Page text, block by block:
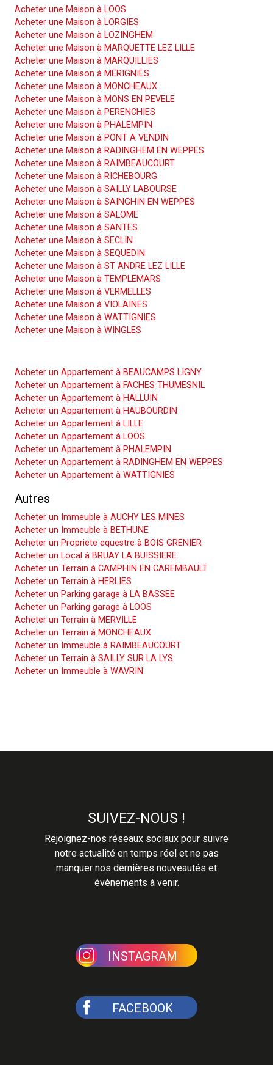
Acheter une Maison à LOOS
Acheter une Maison à LORGIES
Acheter une Maison à LOZINGHEM
Acheter une Maison à MARQUETTE LEZ LILLE
Acheter une Maison à MARQUILLIES
Acheter une Maison à MERIGNIES
Acheter une Maison à MONCHEAUX
Acheter une Maison à MONS EN PEVELE
Acheter une Maison à PERENCHIES
Acheter une Maison à PHALEMPIN
Acheter une Maison à PONT A VENDIN
Acheter une Maison à RADINGHEM EN WEPPES
Acheter une Maison à RAIMBEAUCOURT
Acheter une Maison à RICHEBOURG
Acheter une Maison à SAILLY LABOURSE
Acheter une Maison à SAINGHIN EN WEPPES
Acheter une Maison à SALOME
Acheter une Maison à SANTES
Acheter une Maison à SECLIN
Acheter une Maison à SEQUEDIN
Acheter une Maison à ST ANDRE LEZ LILLE
Acheter une Maison à TEMPLEMARS
Acheter une Maison à VERMELLES
Acheter une Maison à VIOLAINES
Acheter une Maison à WATTIGNIES
Acheter une Maison à WINGLES
Acheter un Appartement à BEAUCAMPS LIGNY
Acheter un Appartement à FACHES THUMESNIL
Acheter un Appartement à HALLUIN
Acheter un Appartement à HAUBOURDIN
Acheter un Appartement à LILLE
Acheter un Appartement à LOOS
Acheter un Appartement à PHALEMPIN
Acheter un Appartement à RADINGHEM EN WEPPES
Acheter un Appartement à WATTIGNIES
Autres
Acheter un Immeuble à AUCHY LES MINES
Acheter un Immeuble à BETHUNE
Acheter un Propriete equestre à BOIS GRENIER
Acheter un Local à BRUAY LA BUISSIERE
Acheter un Terrain à CAMPHIN EN CAREMBAULT
Acheter un Terrain à HERLIES
Acheter un Parking garage à LA BASSEE
Acheter un Parking garage à LOOS
Acheter un Terrain à MERVILLE
Acheter un Terrain à MONCHEAUX
Acheter un Immeuble à RAIMBEAUCOURT
Acheter un Terrain à SAILLY SUR LA LYS
Acheter un Immeuble à WAVRIN
SUIVEZ-NOUS !
Rejoignez-nos réseaux sociaux pour suivre
notre actualité en temps réel et ne pas
manquer nos dernières nouveautés et
évènements à venir.
INSTAGRAM
FACEBOOK